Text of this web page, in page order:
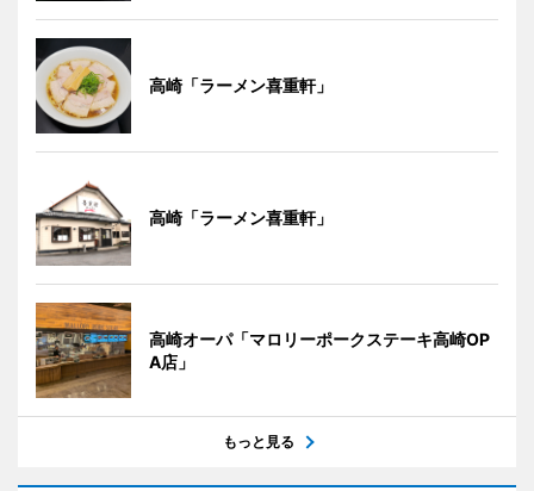
高崎「ラーメン喜重軒」
高崎「ラーメン喜重軒」
高崎オーパ「マロリーポークステーキ高崎OP
A店」
もっと見る